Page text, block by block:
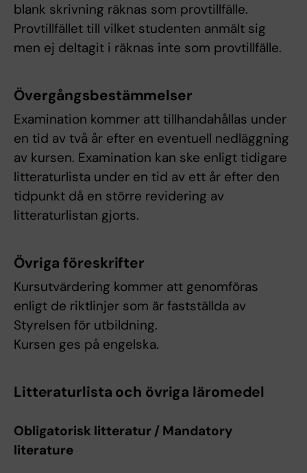
blank skrivning räknas som provtillfälle.
Provtillfället till vilket studenten anmält sig
men ej deltagit i räknas inte som provtillfälle.
Övergångsbestämmelser
Examination kommer att tillhandahållas under
en tid av två år efter en eventuell nedläggning
av kursen. Examination kan ske enligt tidigare
litteraturlista under en tid av ett år efter den
tidpunkt då en större revidering av
litteraturlistan gjorts.
Övriga föreskrifter
Kursutvärdering kommer att genomföras
enligt de riktlinjer som är fastställda av
Styrelsen för utbildning.
Kursen ges på engelska.
Litteraturlista och övriga läromedel
Obligatorisk litteratur / Mandatory
literature